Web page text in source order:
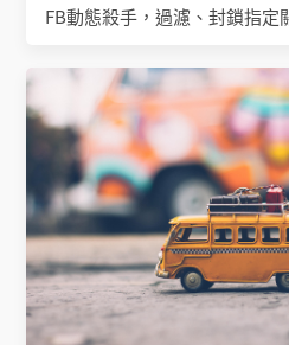
FB動態殺手，過濾、封鎖指定